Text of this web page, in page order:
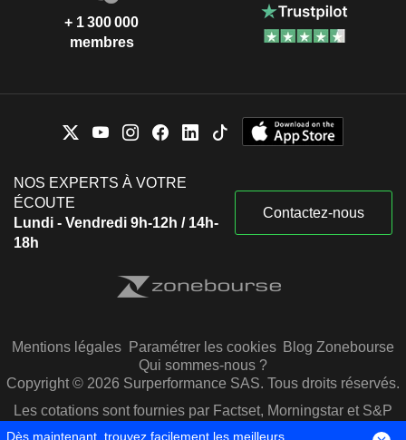
+ 1 300 000
membres
NOS EXPERTS À VOTRE
ÉCOUTE
Lundi - Vendredi 9h-12h / 14h-
18h
Contactez-nous
Mentions légales Paramétrer les cookies Blog Zonebourse
Qui sommes-nous ?
Copyright © 2026 Surperformance SAS. Tous droits réservés.
Les cotations sont fournies par Factset, Morningstar et S&P
Capital IQ
Dès maintenant, trouvez facilement les meilleurs